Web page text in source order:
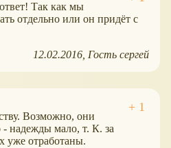
Так как мы
отдельно или он придёт с
12.02.2016 Гость сергей
Возможно, они
- надежды мало, т. К. за
уже отработаны.